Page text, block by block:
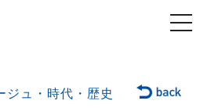
ジュ・時代・歴史